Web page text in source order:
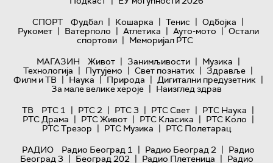
СПОРТ
Фудбал | Кошарка | Тенис | Одбојка |
Рукомет | Ватерполо | Атлетика | Ауто-мото | Остали
спортови | Меморијал РТС
МАГАЗИН
Живот | Занимљивости | Музика |
Технологијa | Путујемо | Свет познатих | Здравље |
Филм и ТВ | Наука | Природа | Дигитални предузетник |
За мале велике хероје | Наизглед здрав
ТВ
РТС 1 | РТС 2 | РТС 3 | РТС Свет | РТС Наука |
РТС Драма | РТС Живот | РТС Класика | РТС Коло |
РТС Трезор | РТС Музика | РТС Полетарац
РАДИО
Радио Београд 1 | Радио Београд 2 | Радио
Београд 3 | Београд 202 | Радио Плетеница | Радио